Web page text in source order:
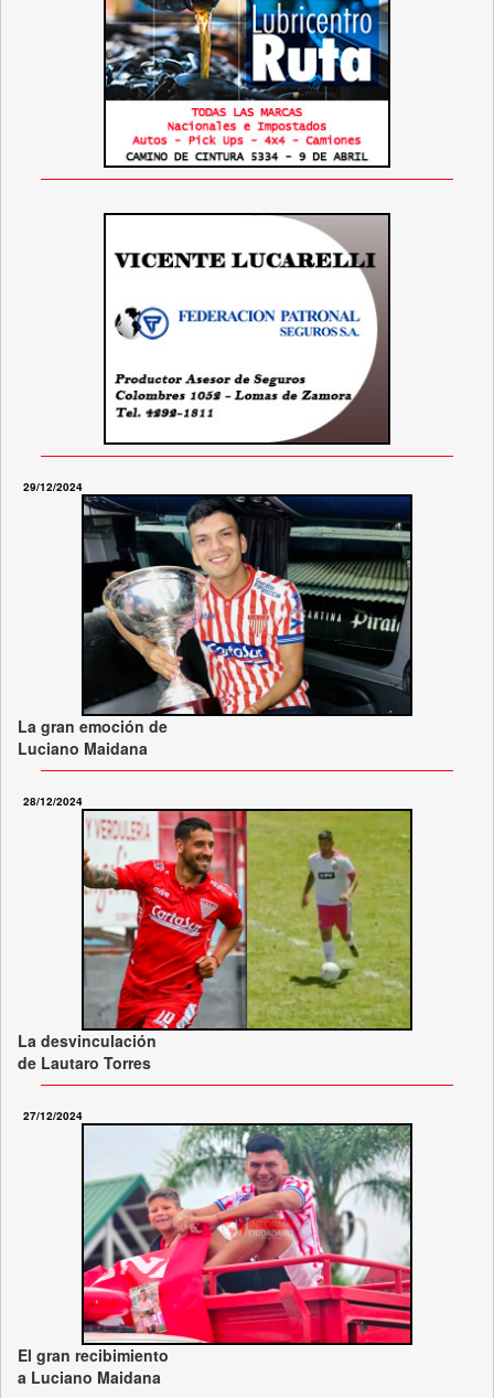
29/12/2024
La gran emoción de
Luciano Maidana
28/12/2024
La desvinculación
de Lautaro Torres
27/12/2024
El gran recibimiento
a Luciano Maidana